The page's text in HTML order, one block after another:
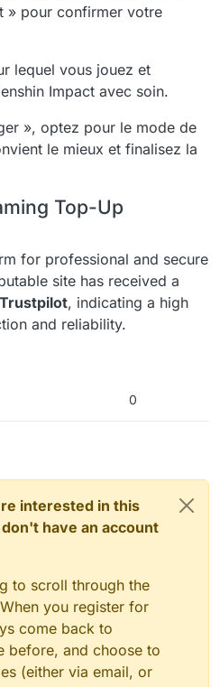
» pour confirmer votre
lequel vous jouez et
Impact avec soin.
», optez pour le mode de
le mieux et finalisez la
Top-Up
for professional and secure
site has received a
, indicating a high
and reliability.
0
interested in this
have an account
to scroll through the
you register for
come back to
before, and choose to
(either via email, or